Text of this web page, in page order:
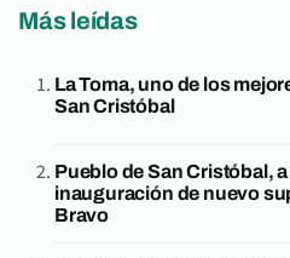
Más leídas
La Toma, uno de los
San Cristóbal
Pueblo de San Cristóbal,
inauguración de nuevo
Bravo